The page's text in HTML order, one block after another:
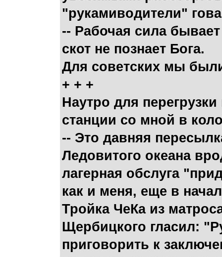
"рукамиводители"
-- Рабочая сила
скот не познает Бога.
Для советских мы
+ + +
Наутро для
станции со мной в
-- Это давняя
Ледовитого океана
лагерная обслуга
как и меня, еще в
Тройка ЧеКа из
Щербицкого гласил:
приговорить к